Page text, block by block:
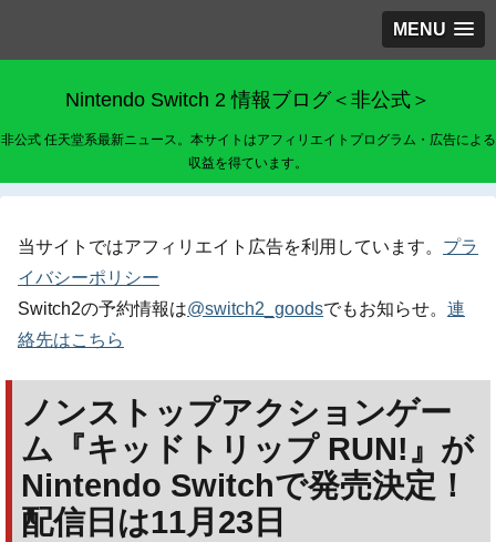
MENU
Nintendo Switch 2 情報ブログ＜非公式＞
非公式 任天堂系最新ニュース。本サイトはアフィリエイトプログラム・広告による
収益を得ています。
当サイトではアフィリエイト広告を利用しています。 プラ
イバシーポリシー
Switch2の予約情報は@switch2_goodsでもお知らせ。 連
絡先はこちら
ノンストップアクションゲー
ム『キッドトリップ RUN!』が
Nintendo Switchで発売決定！
配信日は11月23日